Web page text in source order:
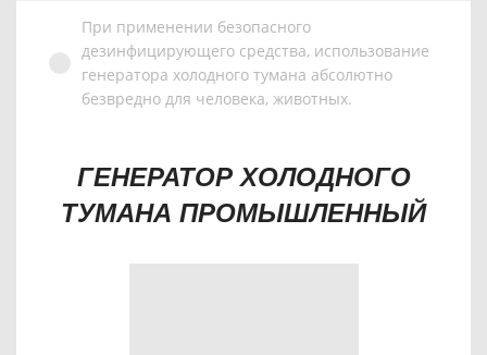
При применении безопасного
дезинфицирующего средства, использование
генератора холодного тумана абсолютно
безвредно для человека, животных.
ГЕНЕРАТОР ХОЛОДНОГО
ТУМАНА ПРОМЫШЛЕННЫЙ